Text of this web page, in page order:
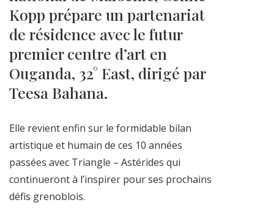
Kopp prépare un partenariat
de résidence avec le futur
premier centre d’art en
Ouganda, 32° East, dirigé par
Teesa Bahana.
Elle revient enfin sur le formidable bilan
artistique et humain de ces 10 années
passées avec Triangle – Astérides qui
continueront à l’inspirer pour ses prochains
défis grenoblois.